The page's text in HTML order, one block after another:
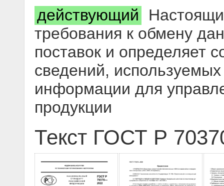
действующий
требования к обмену
поставок и определяет
сведений,
информации для
продукции
Текст ГОСТ Р